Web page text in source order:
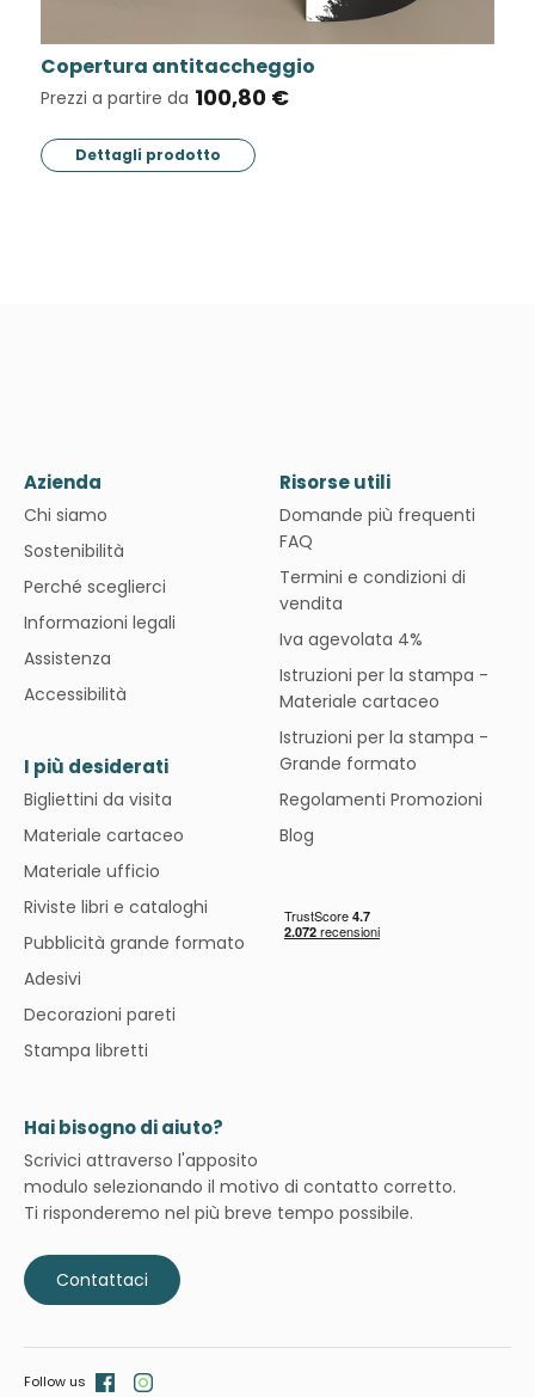
Vinile base bianca
Prezzi a partire da
Azienda
Chi siamo
Sostenibilità
Perché sceglierci
Informazioni legali
Assistenza
Accessibilità
Risorse utili
Domande più frequenti
FAQ
Termini e condizioni di
vendita
Iva agevolata 4%
Istruzioni per la stampa -
Materiale cartaceo
Istruzioni per la stampa -
Grande formato
Regolamenti Promozioni
Blog
I più desiderati
Bigliettini da visita
Materiale cartaceo
Materiale ufficio
Riviste libri e cataloghi
Pubblicità grande formato
Adesivi
Decorazioni pareti
Stampa libretti
Hai bisogno di aiuto?
Scrivici attraverso l'apposito
modulo selezionando il motivo di contatto corretto.
Ti risponderemo nel più breve tempo possibile.
Contattaci
Follow us